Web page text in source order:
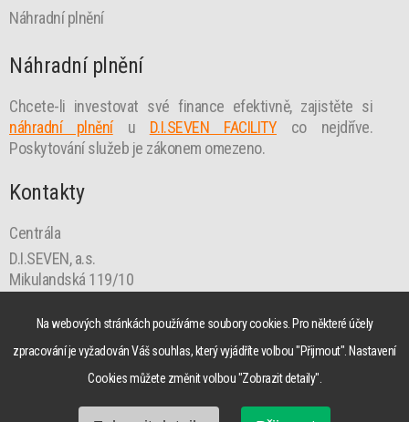
Náhradní plnění
Náhradní plnění
Chcete-li investovat své finance efektivně, zajistěte si
náhradní plněníu D.I.SEVEN FACILITY co nejdříve.
Poskytování služeb je zákonem omezeno.
Kontakty
Centrála
D.I.SEVEN, a.s.
Mikulandská 119/10
praha@diseven.cz
© 2026 D.I.SEVEN, a.s. Created byVIDIA-DESIGN
Na webových stránkách používáme soubory cookies. Pro některé účely
zpracování je vyžadován Váš souhlas, který vyjádříte volbou "Přijmout". Nastavení
Cookies můžete změnit volbou "Zobrazit detaily".